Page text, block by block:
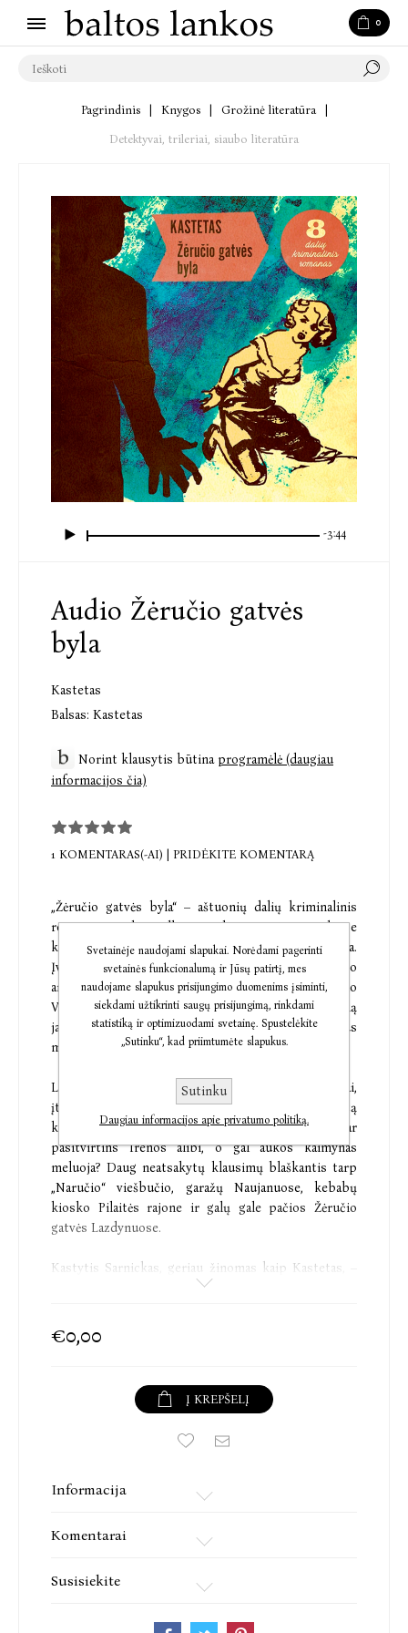
0
Pagrindinis Knygos Grožinė literatūra
Detektyvai, trileriai, siaubo literatūra
-3:44
Audio Žėručio gatvės
byla
Kastetas
Balsas: Kastetas
Norint klausytis būtinaprogramėlė (daugiau
informacijos čia)
1 KOMENTARAS(-AI) | PRIDĖKITE KOMENTARĄ
„Žėručio gatvės byla“ – aštuonių dalių kriminalinis
romanas-muzikos albumas, kuriame, tarsi tikroje
knygoje, daina iš dainos narpliojama detektyvinė byla.
Įvilktas į hiphopo muzikos ritmus ir džiazo
aranžuotes kūrinys pasakoja vientisą legendinio
Vilniaus policijos komisaro istoriją, prasidedančią
jaunos moters žmogžudyste vienoje iš ramių Vilniaus
miesto mikrorajono Lazdynų gatvių.
Liudininkų apklausos, korumpuoti pareigūnai,
įtampa, susišaudymai ir kovos scenos. Ar ir šį kartą
komisarui pavyks ištraukti ylą iš maišo, ar
pasitvirtins Irenos alibi, o gal aukos kaimynas
meluoja? Daug neatsakytų klausimų blaškantis tarp
„Naručio“ viešbučio, garažų Naujanuose, kebabų
kiosko Pilaitės rajone ir galų gale pačios Žėručio
gatvės Lazdynuose.
Kastytis Sarnickas, geriau žinomas kaip Kastetas, –
grupės „G&G sindikatas“ narys, tekstų autorius, 2018
romaną „Turnė“. „Žėručio gatvės byla“ – antrasis
solinis albumas, išleistas 2020-ųjų pabaigoje. Šį
Naku ir gitaristu Justinu Žyliu. Repo detektyvas
„Žėručio gatvės byla“ – savitas bandymas sujungti
Kastetas: balsas, tekstai, muzika
Giedrius Nakas: klavišiniai, aranžuotės
Tomas Verbaitis: garso korekcija
€0,00
Į KREPŠELĮ
Informacija
Komentarai
Susisiekite
Svetainėje naudojami slapukai. Norėdami pagerinti
svetainės funkcionalumą ir Jūsų patirtį, mes
naudojame slapukus prisijungimo duomenims įsiminti,
siekdami užtikrinti saugų prisijungimą, rinkdami
statistiką ir optimizuodami svetainę. Spustelėkite
„Sutinku“, kad priimtumėte slapukus.
Sutinku
Daugiau informacijos apie privatumo politiką.